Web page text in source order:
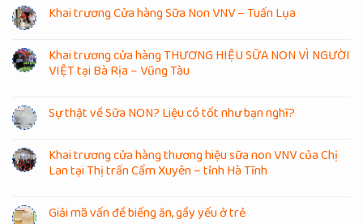
Khai trương Cửa hàng Sữa Non VNV – Tuấn Lụa
Khai trương cửa hàng THƯƠNG HIỆU SỮA NON VÌ NGƯỜI
VIỆT tại Bà Rịa – Vũng Tàu
Sự thật về Sữa NON? Liệu có tốt như bạn nghĩ?
Khai trương cửa hàng thương hiệu sữa non VNV của Chị
Lan tại Thị trấn Cẩm Xuyên – tỉnh Hà Tĩnh
Giải mã vấn đề biếng ăn, gầy yếu ở trẻ